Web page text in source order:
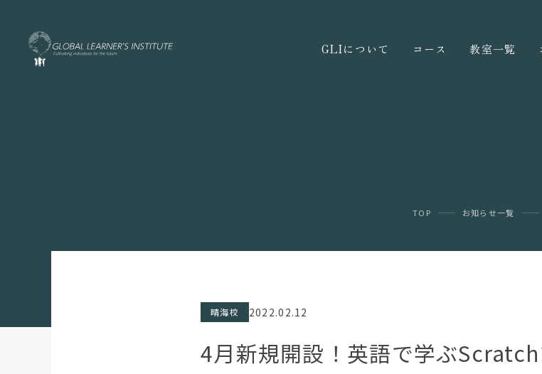
GLIについて コース 教室一覧
TOP お知らせ一覧
晴海校 2022.02.12
4月新規開設！英語で学ぶ